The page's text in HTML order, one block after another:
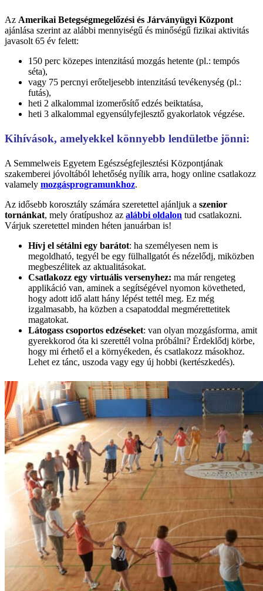
Az Amerikai Betegségmegelőzési és Járványügyi Központ
ajánlása szerint az alábbi mennyiségű és minőségű fizikai aktivitás
javasolt 65 év felett:
150 perc közepes intenzitású mozgás hetente (pl.: tempós
séta),
vagy 75 percnyi erőteljesebb intenzitású tevékenység (pl.:
futás),
heti 2 alkalommal izomerősítő edzés beiktatása,
heti 3 alkalommal egyensúlyfejlesztő gyakorlatok végzése.
Kihívások, amelyekkel könnyebb lendületbe jönni:
A Semmelweis Egyetem Egészségfejlesztési Központjának
szakemberei jóvoltából lehetőség nyílik arra, hogy online csatlakozz
valamely mozgásprogramunkhoz.
Az idősebb korosztály számára szeretettel ajánljuk a szenior
tornánkat, mely óratípushoz az alábbi oldalon tud csatlakozni.
Várjuk szeretettel minden héten januárban is!
Hívj el sétálni egy barátot: ha személyesen nem is
megoldható, tegyél be egy fülhallgatót és nézelődj, miközben
megbeszélitek az aktualitásokat.
Csatlakozz egy virtuális versenyhez: ma már rengeteg
applikáció van, aminek a segítségével nyomon követheted,
hogy adott idő alatt hány lépést tettél meg. Ez még
izgalmasabb, ha közben a csapatoddal megmérettetitek
magatokat.
Látogass csoportos edzéseket: van olyan mozgásforma, amit
gyerekkorod óta ki szerettél volna próbálni? Érdeklődj körbe,
hogy mi érhető el a környékeden, és csatlakozz másokhoz.
Lehet ez tánc, uszoda vagy egy új hobbi (kertészkedés).